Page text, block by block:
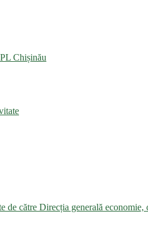
Chișinău
de către Direcția generală economie,